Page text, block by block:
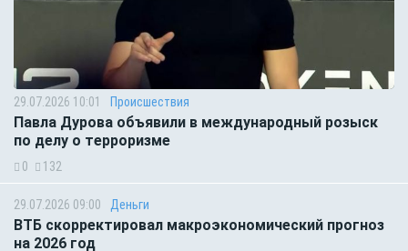
29.07.2026 10:01 Происшествия
Павла Дурова объявили в международный розыск
по делу о терроризме
0 132
29.07.2026 09:00 Деньги
ВТБ скорректировал макроэкономический прогноз
на 2026 год